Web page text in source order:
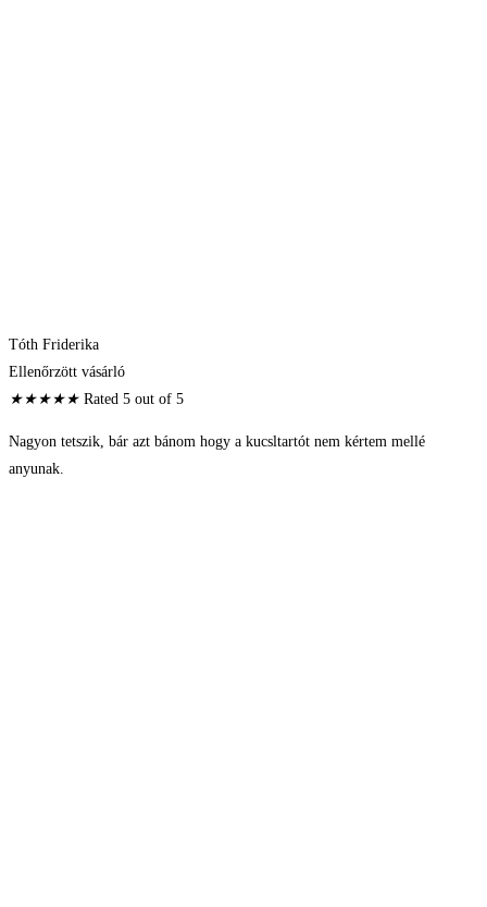
Tóth Friderika
Ellenőrzött vásárló
★★★★★ Rated 5 out of 5
Nagyon tetszik, bár azt bánom hogy a kucsltartót nem kértem mellé
anyunak.